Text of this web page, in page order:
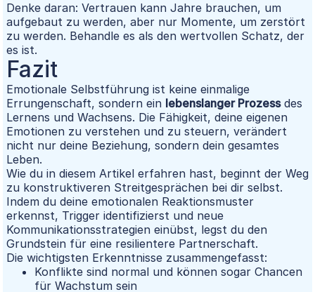
Denke daran: Vertrauen kann Jahre brauchen, um
aufgebaut zu werden, aber nur Momente, um zerstört
zu werden. Behandle es als den wertvollen Schatz, der
es ist.
Fazit
Emotionale Selbstführung ist keine einmalige
Errungenschaft, sondern ein lebenslanger Prozessdes
Lernens und Wachsens. Die Fähigkeit, deine eigenen
Emotionen zu verstehen und zu steuern, verändert
nicht nur deine Beziehung, sondern dein gesamtes
Leben.
Wie du in diesem Artikel erfahren hast, beginnt der Weg
zu konstruktiveren Streitgesprächen bei dir selbst.
Indem du deine emotionalen Reaktionsmuster
erkennst, Trigger identifizierst und neue
Kommunikationsstrategien einübst, legst du den
Grundstein für eine resilientere Partnerschaft.
Die wichtigsten Erkenntnisse zusammengefasst:
Konflikte sind normal und können sogar Chancen
für Wachstum sein